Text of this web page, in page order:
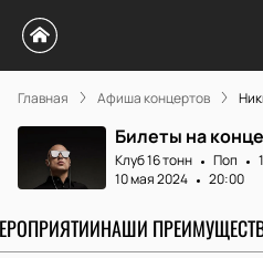
Главная Афиша концертов
Билеты на
Клуб 16 тонн Поп
10 мая 2024
20:00
НАШИ